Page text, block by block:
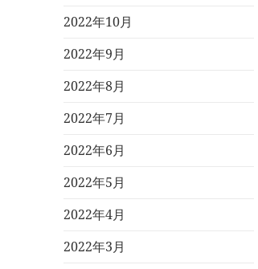
2022年10月
2022年9月
2022年8月
2022年7月
2022年6月
2022年5月
2022年4月
2022年3月